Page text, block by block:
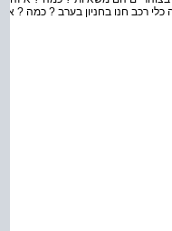
חנו בחניון בערב ? כמה ? איזה חלק ? 1 ד .